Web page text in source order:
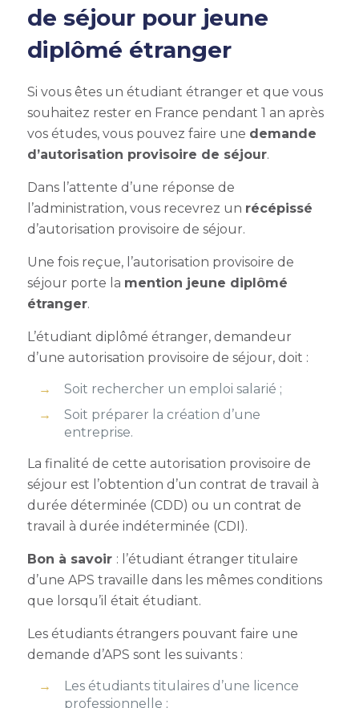
de séjour pour jeune
diplômé étranger
Si vous êtes un étudiant étranger et que vous
souhaitez rester en France pendant 1 an après
vos études, vous pouvez faire une demande
d’autorisation provisoire de séjour.
Dans l’attente d’une réponse de
l’administration, vous recevrez un récépissé
d’autorisation provisoire de séjour.
Une fois reçue, l’autorisation provisoire de
séjour porte la mention jeune diplômé
étranger.
L’étudiant diplômé étranger, demandeur
d’une autorisation provisoire de séjour, doit :
Soit rechercher un emploi salarié ;
Soit préparer la création d’une
entreprise.
La finalité de cette autorisation provisoire de
séjour est l’obtention d’un contrat de travail à
durée déterminée (CDD) ou un contrat de
travail à durée indéterminée (CDI).
Bon à savoir : l’étudiant étranger titulaire
d’une APS travaille dans les mêmes conditions
que lorsqu’il était étudiant.
Les étudiants étrangers pouvant faire une
demande d’APS sont les suivants :
Les étudiants titulaires d’une licence
professionnelle ;